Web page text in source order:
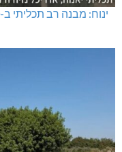
ינוח: מבנה רב תכליתי ב-120 מלש"ח